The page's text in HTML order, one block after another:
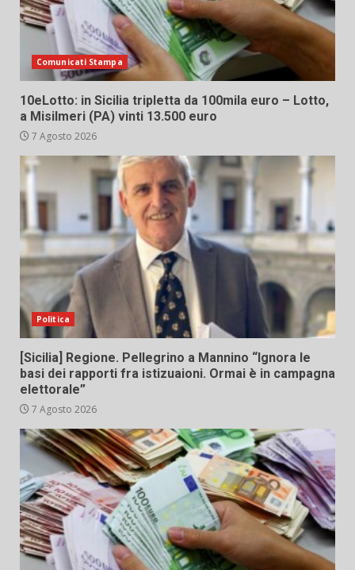
Comunicati Stampa
10eLotto: in Sicilia tripletta da 100mila euro – Lotto,
a Misilmeri (PA) vinti 13.500 euro
7 Agosto 2026
Politica
[Sicilia] Regione. Pellegrino a Mannino “Ignora le
basi dei rapporti fra istizuaioni. Ormai è in campagna
elettorale”
7 Agosto 2026